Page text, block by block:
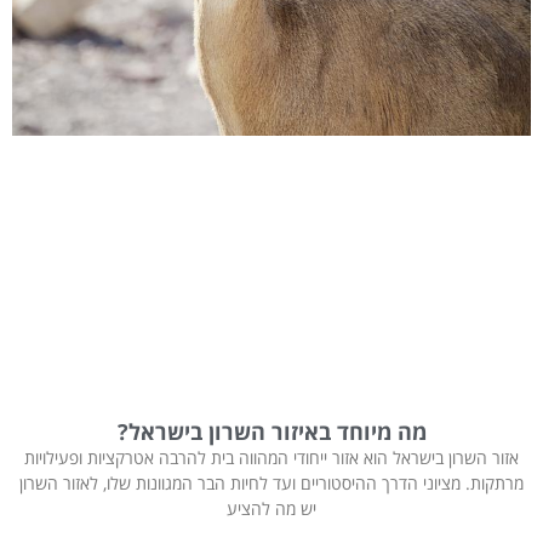
מה מיוחד באיזור השרון בישראל?
אזור השרון בישראל הוא אזור ייחודי המהווה בית להרבה אטרקציות ופעילויות
מרתקות. מציוני הדרך ההיסטוריים ועד לחיות הבר המגוונות שלו, לאזור השרון
יש מה להציע